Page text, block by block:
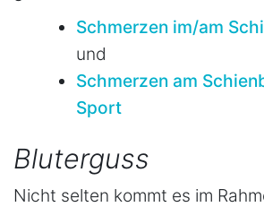
Schmerzen im/am
und
Schmerzen am
Sport
Bluterguss
Nicht selten kommt es im